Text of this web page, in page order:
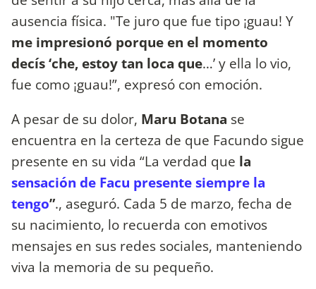
ausencia física. "Te juro que fue tipo ¡guau! Y
me impresionó porque en el momento
decís ‘che, estoy tan loca que…’ y ella lo vio,
fue como ¡guau!”, expresó con emoción.
A pesar de su dolor, Maru Botana se
encuentra en la certeza de que Facundo sigue
presente en su vida “La verdad que la
sensación de Facu presente siempre la
tengo”., aseguró. Cada 5 de marzo, fecha de
su nacimiento, lo recuerda con emotivos
mensajes en sus redes sociales, manteniendo
viva la memoria de su pequeño.